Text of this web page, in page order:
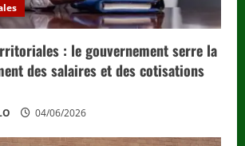
: le gouvernement serre la
des salaires et des cotisations
04/06/2026